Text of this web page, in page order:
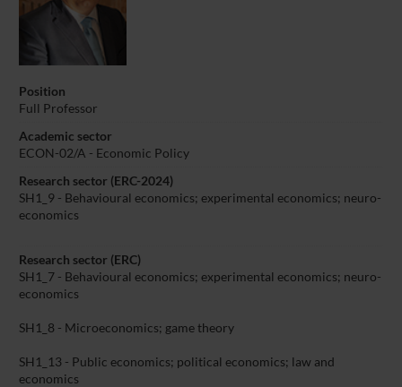
Position
Full Professor
Academic sector
ECON-02/A - Economic Policy
Research sector (ERC-2024)
SH1_9 - Behavioural economics; experimental economics; neuro-
economics
Research sector (ERC)
SH1_7 - Behavioural economics; experimental economics; neuro-
economics
SH1_8 - Microeconomics; game theory
SH1_13 - Public economics; political economics; law and
economics